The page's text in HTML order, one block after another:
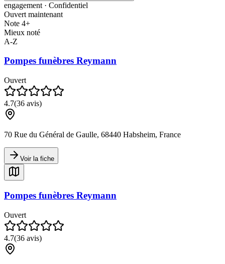
engagement · Confidentiel
Ouvert maintenant
Note 4+
Mieux noté
A-Z
Pompes funèbres Reymann
Ouvert
4.7(36 avis)
70 Rue du Général de Gaulle, 68440 Habsheim, France
Voir la fiche
Pompes funèbres Reymann
Ouvert
4.7(36 avis)